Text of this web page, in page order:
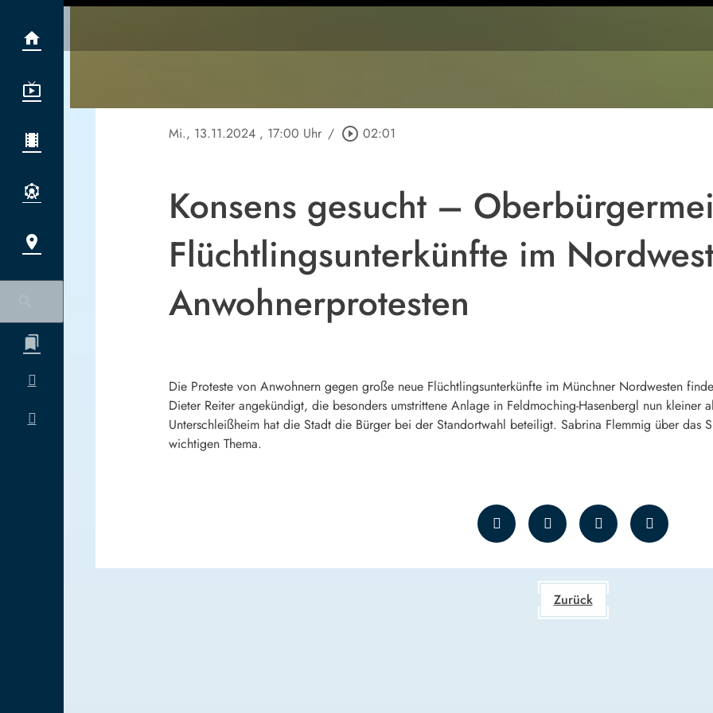
Mi., 13.11.2024 , 17:00 Uhr / play_circle_outline 02:01
Konsens gesucht –
Flüchtlingsunterkünfte im
Anwohnerprotesten
Die Proteste von Anwohnern gegen große neue Flüchtlingsunterkünfte im Münchner Nordwesten
Dieter Reiter angekündigt, die besonders umstrittene Anlage in Feldmoching-Hasenbergl nun kleiner
Unterschleißheim hat die Stadt die Bürger bei der Standortwahl beteiligt. Sabrina Flemmig über das
wichtigen Thema.
Zurück